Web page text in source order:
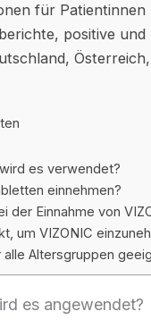
für
positive
es verwendet?
einnehmen?
der Einnahme von
um VIZONIC
Altersgruppen
es angewendet?